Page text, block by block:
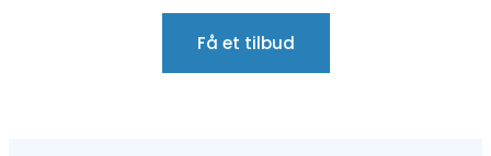
Få et tilbud